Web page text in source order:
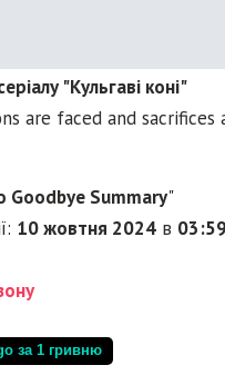
"Кульгаві коні"
are faced and sacrifices
Goodbye Summary"
10 жовтня 2024 в 03:59
за 1 гривню